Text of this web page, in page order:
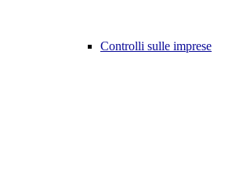
Controlli sulle imprese